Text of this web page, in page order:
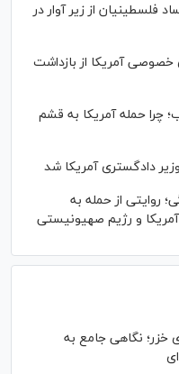
فلسطینیان از زیر آوار در
خصوصی آمریکا از بازداشت
حمله آمریکا به قشم
دادگستری آمریکا شد
روایتی از حمله به
آمریکا و رژیم صهیونیستی
نگاهی جامع به